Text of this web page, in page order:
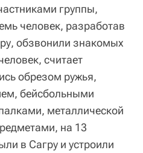
группы,
человек, разработав
обзвонили знакомых
считает
обрезом ружья,
бейсбольными
металлической
на 13
в Сагру и устроили